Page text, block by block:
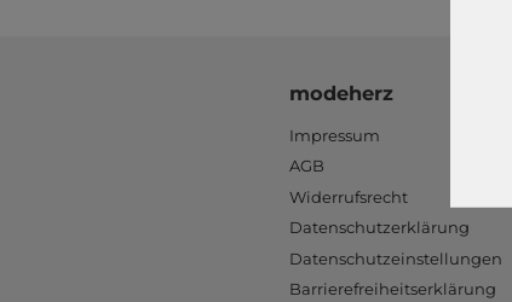
modeherz
Impressum
AGB
Widerrufsrecht
Datenschutzerklärung
Datenschutzeinstellungen
Barrierefreiheitserklärung